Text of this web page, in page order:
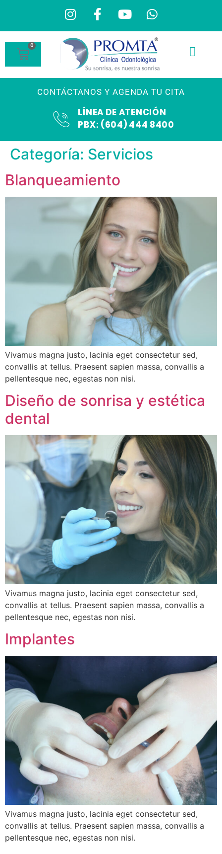
0
CONTÁCTANOS Y AGENDA TU CITA
LÍNEA DE ATENCIÓN
PBX: (604) 444 8400
Categoría: Servicios
Blanqueamiento
Vivamus magna justo, lacinia eget consectetur sed,
convallis at tellus. Praesent sapien massa, convallis a
pellentesque nec, egestas non nisi.
Diseño de sonrisa y estética
dental
Vivamus magna justo, lacinia eget consectetur sed,
convallis at tellus. Praesent sapien massa, convallis a
pellentesque nec, egestas non nisi.
Implantes
Vivamus magna justo, lacinia eget consectetur sed,
convallis at tellus. Praesent sapien massa, convallis a
pellentesque nec, egestas non nisi.